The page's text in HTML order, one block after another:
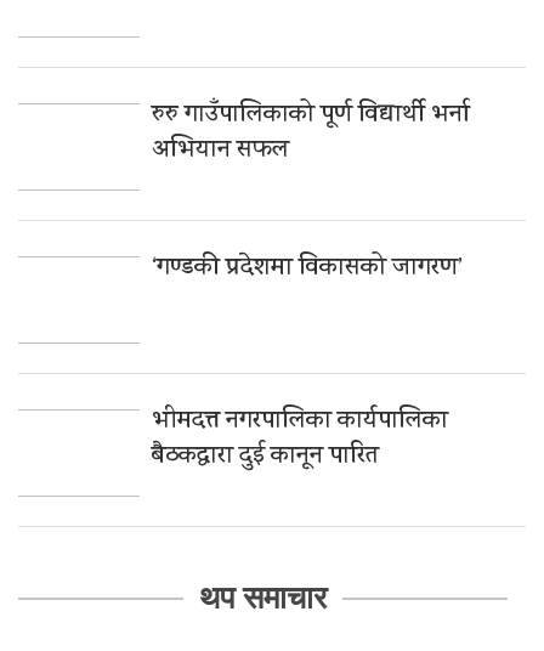
रुरु गाउँपालिकाको पूर्ण विद्यार्थी भर्ना
अभियान सफल
‘गण्डकी प्रदेशमा विकासको जागरण’
भीमदत्त नगरपालिका कार्यपालिका
बैठकद्वारा दुई कानून पारित
थप समाचार